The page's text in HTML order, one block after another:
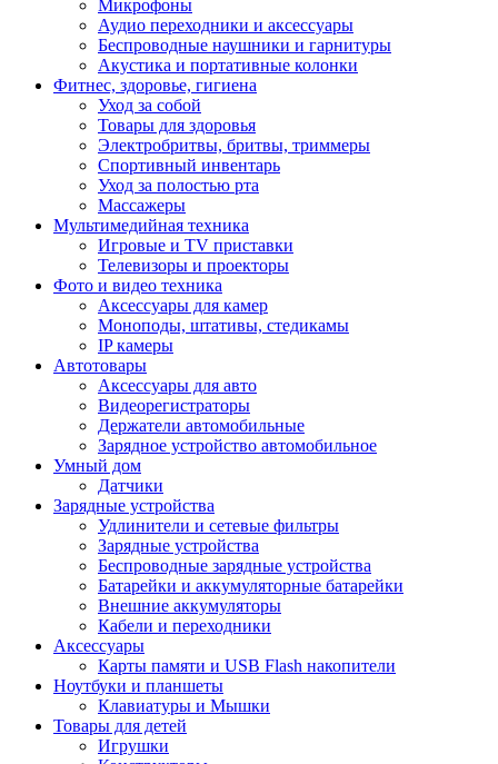
Микрофоны
Аудио переходники и аксессуары
Беспроводные наушники и гарнитуры
Акустика и портативные колонки
Фитнес, здоровье, гигиена
Уход за собой
Товары для здоровья
Электробритвы, бритвы, триммеры
Спортивный инвентарь
Уход за полостью рта
Массажеры
Мультимедийная техника
Игровые и TV приставки
Телевизоры и проекторы
Фото и видео техника
Аксессуары для камер
Моноподы, штативы, стедикамы
IP камеры
Автотовары
Аксессуары для авто
Видеорегистраторы
Держатели автомобильные
Зарядное устройство автомобильное
Умный дом
Датчики
Зарядные устройства
Удлинители и сетевые фильтры
Зарядные устройства
Беспроводные зарядные устройства
Батарейки и аккумуляторные батарейки
Внешние аккумуляторы
Кабели и переходники
Аксессуары
Карты памяти и USB Flash накопители
Ноутбуки и планшеты
Клавиатуры и Мышки
Товары для детей
Игрушки